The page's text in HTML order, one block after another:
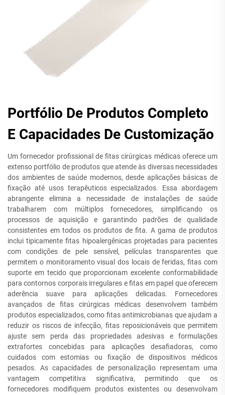
Portfólio De Produtos Completo
E Capacidades De Customização
Um fornecedor profissional de fitas cirúrgicas médicas oferece um
extenso portfólio de produtos que atende às diversas necessidades
dos ambientes de saúde modernos, desde aplicações básicas de
fixação até usos terapêuticos especializados. Essa abordagem
abrangente elimina a necessidade de instalações de saúde
trabalharem com múltiplos fornecedores, simplificando os
processos de aquisição e garantindo padrões de qualidade
consistentes em todos os produtos de fita. A gama de produtos
inclui tipicamente fitas hipoalergênicas projetadas para pacientes
com condições de pele sensível, películas transparentes que
permitem o monitoramento visual dos locais de feridas, fitas com
suporte em tecido que proporcionam excelente conformabilidade
para contornos corporais irregulares e fitas em papel que oferecem
aderência suave para aplicações delicadas. Fornecedores
avançados de fitas cirúrgicas médicas desenvolvem também
produtos especializados, como fitas antimicrobianas que ajudam a
reduzir os riscos de infecção, fitas reposicionáveis que permitem
ajuste sem perda das propriedades adesivas e formulações
extrafortes concebidas para aplicações desafiadoras, como
cuidados com estomias ou fixação de dispositivos médicos
pesados. As capacidades de personalização representam uma
vantagem competitiva significativa, permitindo que os
fornecedores modifiquem produtos existentes ou desenvolvam